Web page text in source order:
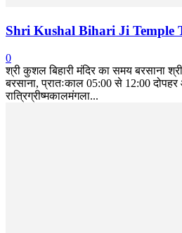
Shri Kushal Bihari Ji Temple
0
श्री कुशल बिहारी मंदिर का समय बरसाना
बरसाना, प्रातःकाल 05:00 से 12:00
रात्रिग्रीष्मकालमंगला...